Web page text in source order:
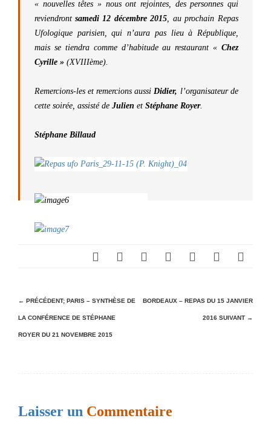
« nouvelles têtes » nous ont rejointes, des personnes qui
reviendront samedi 12 décembre 2015, au prochain Repas
Ufologique parisien, qui n’aura pas lieu à République,
mais se tiendra comme d’habitude au restaurant « Chez
Cyrille » (XVIIIème).
Remercions-les et remercions aussi Didier, l’organisateur de
cette soirée, assisté de Julien et Stéphane Royer.
Stéphane Billaud
N
a
v
t
← PRÉCÉDENT; PARIS – SYNTHÈSE DE
LA CONFÉRENCE DE STÉPHANE
ROYER DU 21 NOVEMBRE 2015
BORDEAUX – REPAS DU 15 JANVIER
2016 SUIVANT →
Laisser un Commentaire